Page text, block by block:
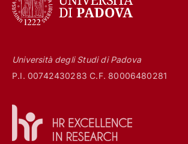
Università degli Studi di Padova
P.I. 00742430283 C.F. 80006480281